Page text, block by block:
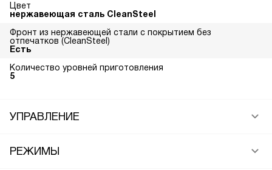
Цвет
нержавеющая сталь CleanSteel
Фронт из нержавеющей стали с покрытием без
отпечатков (CleanSteel)
Есть
Количество уровней приготовления
5
УПРАВЛЕНИЕ
РЕЖИМЫ